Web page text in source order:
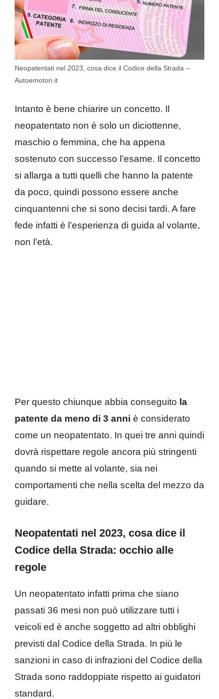
Neopatentati nel 2023, cosa dice il Codice della Strada –
Autoemotori.it
Intanto è bene chiarire un concetto. Il
neopatentato non è solo un diciottenne,
maschio o femmina, che ha appena
sostenuto con successo l’esame. Il concetto
si allarga a tutti quelli che hanno la patente
da poco, quindi possono essere anche
cinquantenni che si sono decisi tardi. A fare
fede infatti è l’esperienza di guida al volante,
non l’età.
Per questo chiunque abbia conseguito la
patente da meno di 3 anni è considerato
come un neopatentato. In quei tre anni quindi
dovrà rispettare regole ancora più stringenti
quando si mette al volante, sia nei
comportamenti che nella scelta del mezzo da
guidare.
Neopatentati nel 2023, cosa dice il
Codice della Strada: occhio alle
regole
Un neopatentato infatti prima che siano
passati 36 mesi non può utilizzare tutti i
veicoli ed è anche soggetto ad altri obblighi
previsti dal Codice della Strada. In più le
sanzioni in caso di infrazioni del Codice della
Strada sono raddoppiate rispetto ai guidatori
standard.